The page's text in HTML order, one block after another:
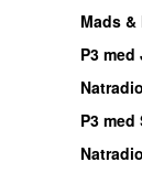
Mads
P3
Natradio
P3 med
Natradio